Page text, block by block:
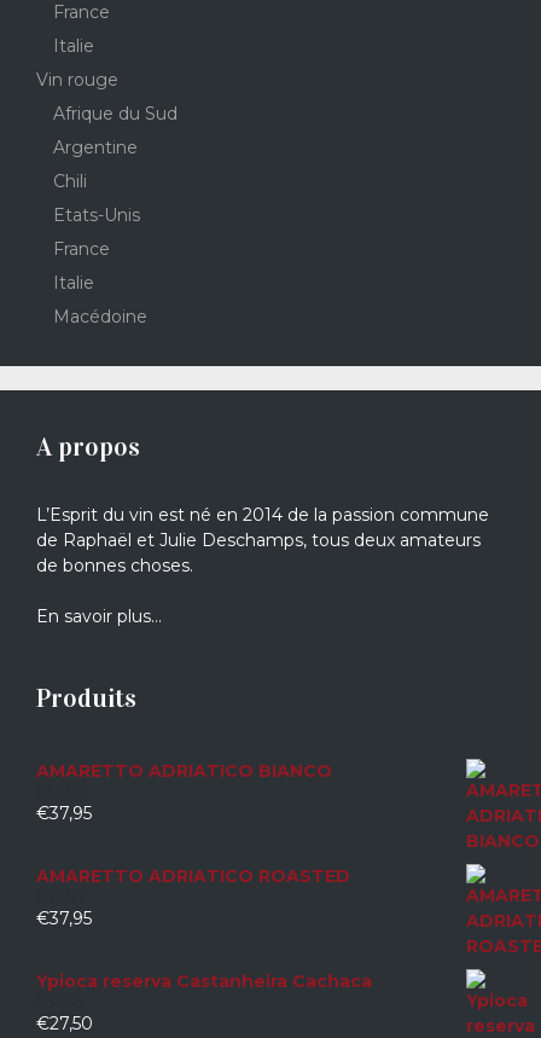
France
Italie
Vin rouge
Afrique du Sud
Argentine
Chili
Etats-Unis
France
Italie
Macédoine
A propos
L’Esprit du vin est né en 2014 de la passion commune
de Raphaël et Julie Deschamps, tous deux amateurs
de bonnes choses.
En savoir plus…
Produits
AMARETTO ADRIATICO BIANCO
0
€37,95
AMARETTO ADRIATICO ROASTED
0
€37,95
Ypioca reserva Castanheira Cachaca
0
€27,50